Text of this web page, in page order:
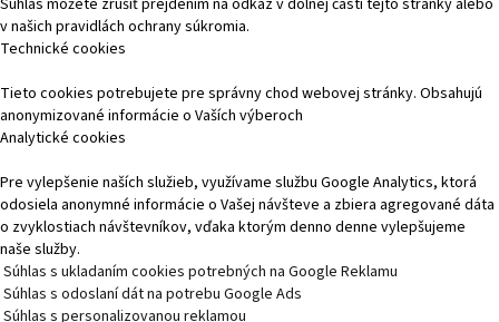
Súhlas môžete zrušiť prejdením na odkaz v dolnej časti tejto stránky alebo
v našich pravidlách ochrany súkromia.
Technické cookies
Tieto cookies potrebujete pre správny chod webovej stránky. Obsahujú
anonymizované informácie o Vaších výberoch
Analytické cookies
Pre vylepšenie naších služieb, využívame službu Google Analytics, ktorá
odosiela anonymné informácie o Vašej návšteve a zbiera agregované dáta
o zvyklostiach návštevníkov, vďaka ktorým denno denne vylepšujeme
naše služby.
Súhlas s ukladaním cookies potrebných na Google Reklamu
Súhlas s odoslaní dát na potrebu Google Ads
Súhlas s personalizovanou reklamou